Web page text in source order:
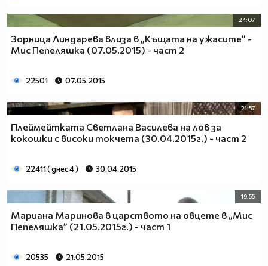
24:07
Зорница Линдарева влиза в „Къщата на ужасите” -
Мис Пепеляшка (07.05.2015) - част 2
22501 07.05.2015
21:57
Плеймейтката Светлана Василева на лов за
кокошки с високи токчета (30.04.2015г.) - част 2
22411 ( днес 4 ) 30.04.2015
19:55
Мариана Маринова в царството на овцете в „Мис
Пепеляшка” (21.05.2015г.) - част 1
20535 21.05.2015